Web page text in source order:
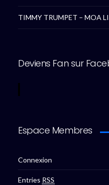
TIMMY TRUMPET – MOA
Deviens Fan sur
Espace Membres
Connexion
Entries RSS